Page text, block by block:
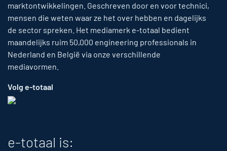
marktontwikkelingen. Geschreven door en voor technici,
mensen die weten waar ze het over hebben en dagelijks
de sector spreken. Het mediamerk e-totaal bedient
maandelijks ruim 50,000 engineering professionals in
Nederland en België via onze verschillende
mediavormen.
Volg e-totaal
e-totaal is: